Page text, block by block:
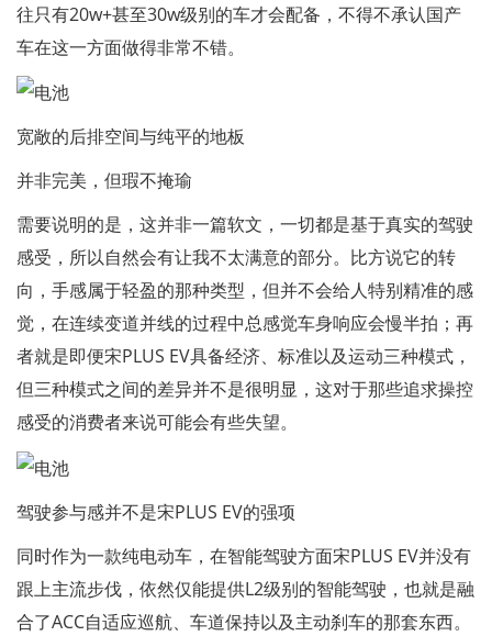
往只有20w+甚至30w级别的车才会配备，不得不承认国产
车在这一方面做得非常不错。
宽敞的后排空间与纯平的地板
并非完美，但瑕不掩瑜
需要说明的是，这并非一篇软文，一切都是基于真实的驾驶
感受，所以自然会有让我不太满意的部分。比方说它的转
向，手感属于轻盈的那种类型，但并不会给人特别精准的感
觉，在连续变道并线的过程中总感觉车身响应会慢半拍；再
者就是即便宋PLUS EV具备经济、标准以及运动三种模式，
但三种模式之间的差异并不是很明显，这对于那些追求操控
感受的消费者来说可能会有些失望。
驾驶参与感并不是宋PLUS EV的强项
同时作为一款纯电动车，在智能驾驶方面宋PLUS EV并没有
跟上主流步伐，依然仅能提供L2级别的智能驾驶，也就是融
合了ACC自适应巡航、车道保持以及主动刹车的那套东西。